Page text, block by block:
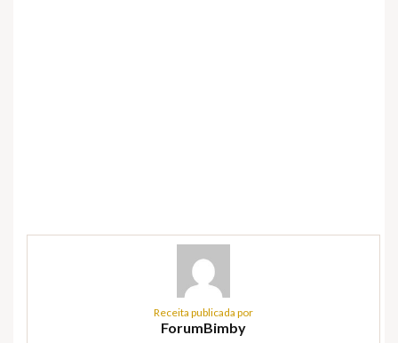
Receita publicada por
ForumBimby